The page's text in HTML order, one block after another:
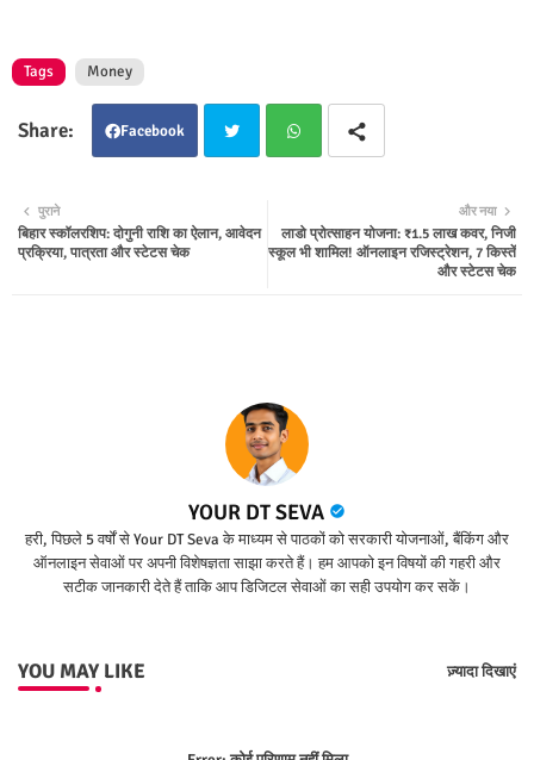
Tags Money
Facebook
ter tsap
और नया
लाडो प्रोत्साहन योजना: ₹1.5 लाख कवर, निजी
स्कूल भी शामिल! ऑनलाइन रजिस्ट्रेशन, 7 किस्तें
और स्टेटस चेक
पुराने
बिहार स्कॉलरशिप: दोगुनी राशि का ऐलान, आवेदन
प्रक्रिया, पात्रता और स्टेटस चेक
YOUR DT SEVA
हरी, पिछले 5 वर्षों से Your DT Seva के माध्यम से पाठकों को सरकारी योजनाओं, बैंकिंग और
ऑनलाइन सेवाओं पर अपनी विशेषज्ञता साझा करते हैं। हम आपको इन विषयों की गहरी और
सटीक जानकारी देते हैं ताकि आप डिजिटल सेवाओं का सही उपयोग कर सकें।
YOU MAY LIKE ज़्यादा दिखाएं